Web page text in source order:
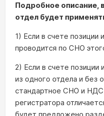
Подробное описание,
отдел будет
1) Если в счете позиции
проводится по СНО
2) Если в счете позиции
из одного отдела и без
стандартное СНО и НДС
регистратора